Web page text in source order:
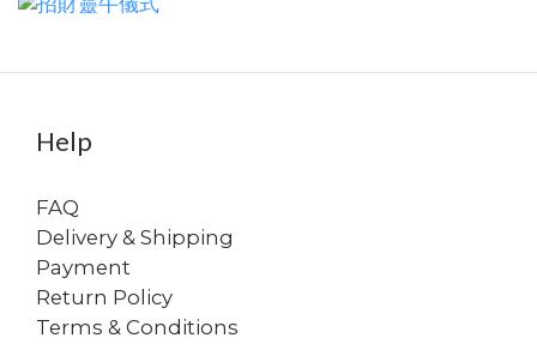
Help
FAQ
Delivery & Shipping
Payment
Return Policy
Terms & Conditions